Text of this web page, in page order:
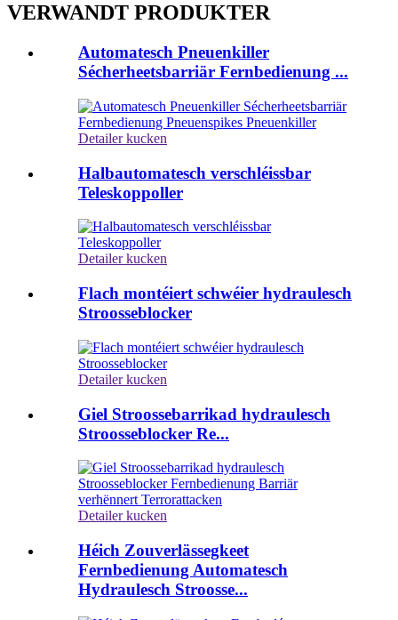
VERWANDT PRODUKTER
Automatesch Pneuenkiller
Sécherheetsbarriär Fernbedienung ...
Detailer kucken
Halbautomatesch verschléissbar
Teleskoppoller
Detailer kucken
Flach montéiert schwéier hydraulesch
Stroosseblocker
Detailer kucken
Giel Stroossebarrikad hydraulesch
Stroosseblocker Re...
Detailer kucken
Héich Zouverlässegkeet
Fernbedienung Automatesch
Hydraulesch Stroosse...